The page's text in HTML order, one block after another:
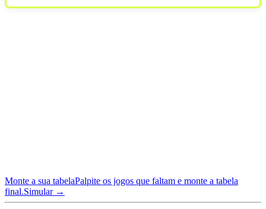
Monte a sua tabelaPalpite os jogos que faltam e monte a tabela
final.Simular →